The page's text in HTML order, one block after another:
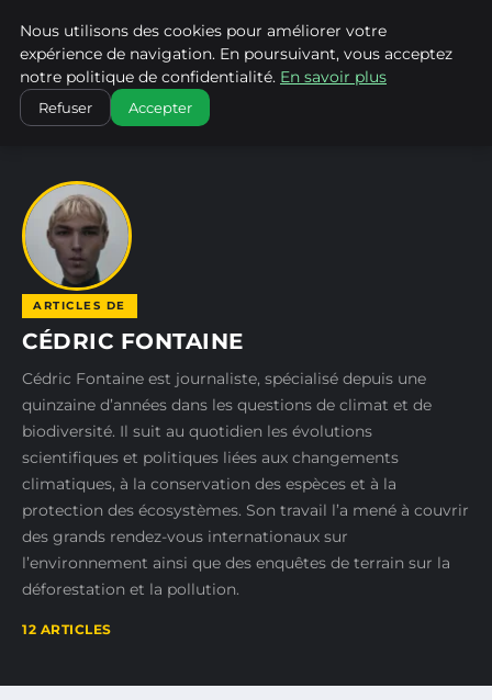
CLIMATECHANGENEBRASKA
ACCUEIL AUTEURS CÉDRIC FONTAINE
ARTICLES DE
CÉDRIC FONTAINE
Cédric Fontaine est journaliste, spécialisé depuis une
quinzaine d’années dans les questions de climat et de
biodiversité. Il suit au quotidien les évolutions
scientifiques et politiques liées aux changements
climatiques, à la conservation des espèces et à la
protection des écosystèmes. Son travail l’a mené à couvrir
des grands rendez-vous internationaux sur
l’environnement ainsi que des enquêtes de terrain sur la
déforestation et la pollution.
12 ARTICLES
Nous utilisons des cookies pour améliorer votre
expérience de navigation. En poursuivant, vous acceptez
notre politique de confidentialité. En savoir plus
Refuser Accepter